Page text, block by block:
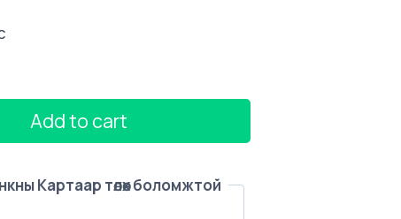
Add to cart
Картаар төлөх боломжтой